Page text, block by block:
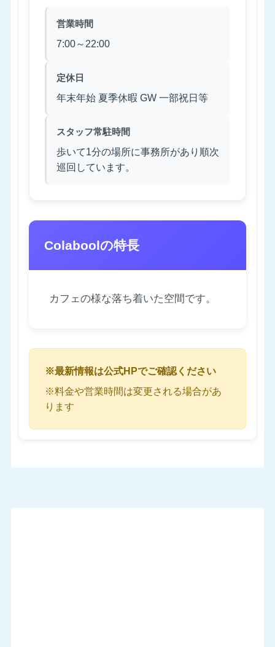
営業時間
7:00～22:00
定休日
年末年始 夏季休暇 GW 一部祝日等
スタッフ常駐時間
歩いて1分の場所に事務所があり順次
巡回しています。
Colaboolの特長
カフェの様な落ち着いた空間です。
※最新情報は公式HPでご確認ください
※料金や営業時間は変更される場合があ
ります